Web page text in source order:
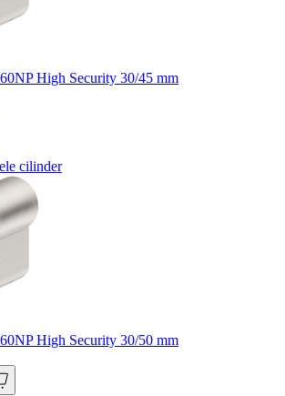
High Security 30/45 mm
cilinder
High Security 30/50 mm